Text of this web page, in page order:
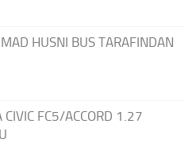
HUSNI BUS TARAFINDAN
CIVIC FC5/ACCORD 1.27